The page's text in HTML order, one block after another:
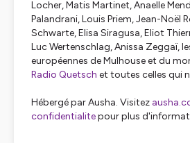
Locher, Matis Martinet, Anaelle
Palandrani, Louis Priem, Jean-Noël
Schwarte, Elisa Siragusa, Eliot
Luc Wertenschlag, Anissa Zeggaï,
européennes de Mulhouse et du
Radio Quetsch et toutes celles qui
Hébergé par Ausha. Visitez
confidentialitepour plus